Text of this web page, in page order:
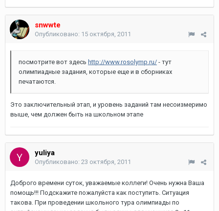
snwwte
Опубликовано: 15 октября, 2011
посмотрите вот здесь http://www.rosolymp.ru/ - тут
олимпиадные задания, которые еще и в сборниках
печатаются.
Это заключительный этап, и уровень заданий там несоизмеримо
выше, чем должен быть на школьном этапе
yuliya
Опубликовано: 23 октября, 2011
Доброго времени суток, уважаемые коллеги! Очень нужна Ваша
помощь!!! Подскажите пожалуйста как поступить. Ситуация
такова. При проведении школьного тура олимпиады по